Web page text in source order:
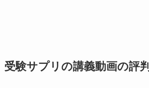
受験サプリの講義動画の評判